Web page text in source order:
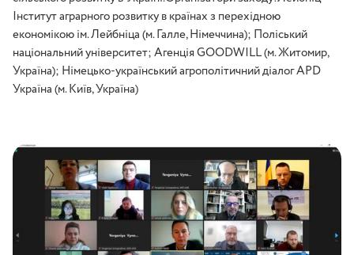
Інститут аграрного розвитку в країнах з перехідною
економікою ім. Лейбніца (м. Галле, Німеччина); Поліський
національний університет; Агенція GOODWILL (м. Житомир,
Україна); Німецько-український агрополітичний діалог APD
Україна (м. Київ, Україна)